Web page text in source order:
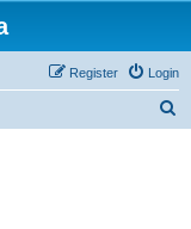
Login
Register